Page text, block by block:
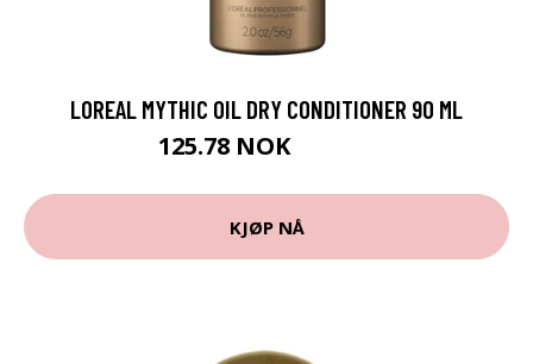
LOREAL MYTHIC OIL DRY CONDITIONER 90 ML
125.78 NOK
KJØP NÅ